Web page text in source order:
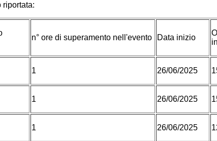
riportata:
n° ore di superamento nell'evento Data inizio
1 26/06/2025
1 26/06/2025
1 26/06/2025